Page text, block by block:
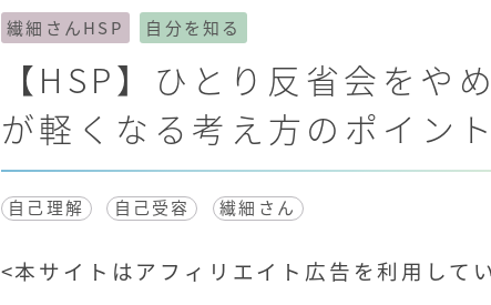
繊細さんHSP 自分を知る
【HSP】ひとり反省会をや
が軽くなる考え方のポイント
自己理解 自己受容 繊細さん
<本サイトはアフィリエイト広告を利用して